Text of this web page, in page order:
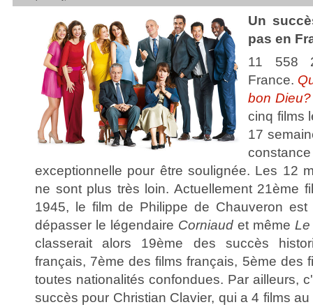
Un
pas en
11 558
France.
bon Dieu?
cinq films
17
exceptionnelle pour être soulignée. Les 12
ne sont plus très loin. Actuellement 21ème
1945, le film de Philippe de Chauveron est
dépasser le légendaire Corniaud et même
classerait alors 19ème des succès
français, 7ème des films français, 5ème des
toutes nationalités confondues. Par ailleurs,
succès pour Christian Clavier, qui a 4 films